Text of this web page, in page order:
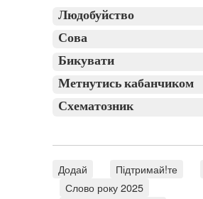
Людобуйство
Сова
Бикувати
Метнутись кабанчиком
Схематозник
Додай Підтримай!те
Слово року 2025